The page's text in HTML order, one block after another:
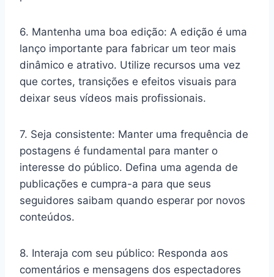
6. Mantenha uma boa edição: A edição é uma
lanço importante para fabricar um teor mais
dinâmico e atrativo. Utilize recursos uma vez
que cortes, transições e efeitos visuais para
deixar seus vídeos mais profissionais.
7. Seja consistente: Manter uma frequência de
postagens é fundamental para manter o
interesse do público. Defina uma agenda de
publicações e cumpra-a para que seus
seguidores saibam quando esperar por novos
conteúdos.
8. Interaja com seu público: Responda aos
comentários e mensagens dos espectadores